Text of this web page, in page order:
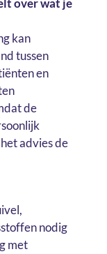
over wat je
kan
tussen
en
de
advies de
nodig
met